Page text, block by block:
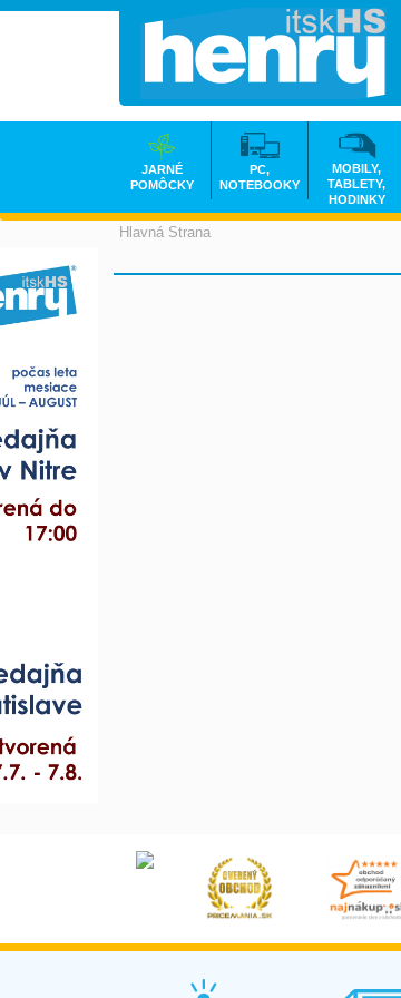
Hlavná Strana
JARNÉ
POMÔCKY
PC,
NOTEBOOKY
MOBILY,
TABLETY,
HODINKY